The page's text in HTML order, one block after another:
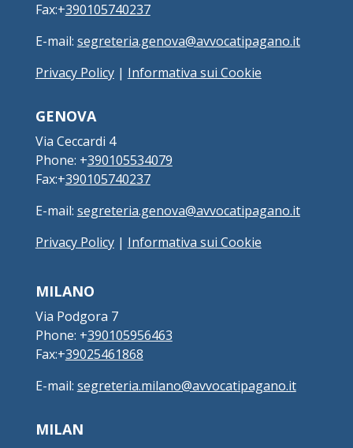
Fax:+390105740237
E-mail: segreteria.genova@avvocatipagano.it
Privacy Policy| Informativa sui Cookie
GENOVA
Via Ceccardi 4
Phone: +390105534079
Fax:+390105740237
E-mail: segreteria.genova@avvocatipagano.it
Privacy Policy| Informativa sui Cookie
MILANO
Via Podgora 7
Phone: +390105956463
Fax:+39025461868
E-mail: segreteria.milano@avvocatipagano.it
MILAN